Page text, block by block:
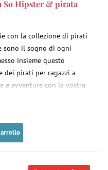
So Hipster & pirata
con la collezione di pirati
sono il sogno di ogni
insieme questo
dei pirati per ragazzi a
e avventure con la vostra